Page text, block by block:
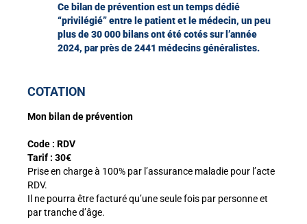
Ce bilan de prévention est un temps dédié
“privilégié” entre le patient et le médecin, un peu
plus de 30 000 bilans ont été cotés sur l’année
2024, par près de 2441 médecins généralistes.
COTATION
Mon bilan de prévention
Code : RDV
Tarif : 30€
Prise en charge à 100% par l’assurance maladie pour l’acte
RDV.
Il ne pourra être facturé qu’une seule fois par personne et
par tranche d’âge.